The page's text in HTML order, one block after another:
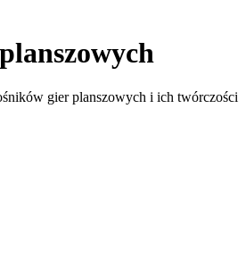
gier planszowych i ich twórczości